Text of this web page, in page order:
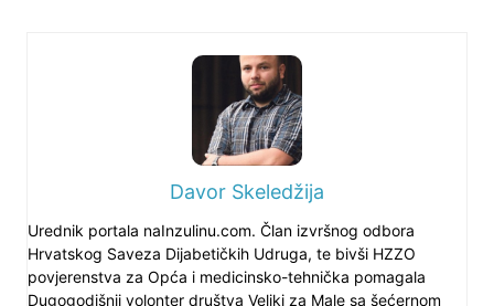
Davor Skeledžija
Urednik portala naInzulinu.com. Član izvršnog odbora
Hrvatskog Saveza Dijabetičkih Udruga, te bivši HZZO
povjerenstva za Opća i medicinsko-tehnička pomagala
Dugogodišnji volonter društva Veliki za Male sa šećernom